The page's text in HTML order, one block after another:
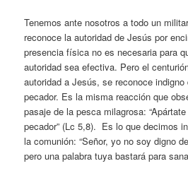
Tenemos ante nosotros a todo un
reconoce la autoridad de Jesús por
presencia física no es necesaria para
autoridad sea efectiva. Pero el
autoridad a Jesús, se reconoce
pecador. Es la misma reacción que
pasaje de la pesca milagrosa:
pecador” (Lc 5,8). Es lo que decimos
la comunión: “Señor, yo no soy digno
pero una palabra tuya bastará para